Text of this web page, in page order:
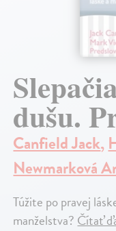
dušu.
Canfield Jack,
Newmarková
Túžite po pravej
manželstva?Čítať